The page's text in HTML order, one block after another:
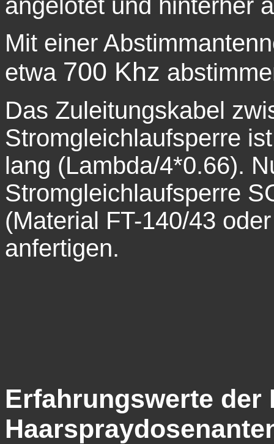
angelötet und hinterher
Mit einer
etwa 700 Khz
Das Zuleitungskabel
Stromgleichlaufsperre
lang (Lambda/4*0.66).
Stromgleichlaufsperre
(Material FT-140/43
anfertigen.
Erfahrungswerte der